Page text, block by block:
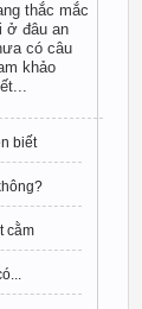
thắc mắc
ở đâu an
có câu
khảo
biết
cằm